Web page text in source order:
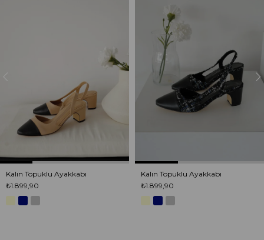
Kalın Topuklu Ayakkabı
₺1.899,90
Kalın Topuklu Ayakkabı
₺1.899,90